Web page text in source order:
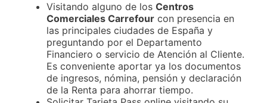
Visitando alguno de los Centros
Comerciales Carrefour con presencia en
las principales ciudades de España y
preguntando por el Departamento
Financiero o servicio de Atención al Cliente.
Es conveniente aportar ya los documentos
de ingresos, nómina, pensión y declaración
de la Renta para ahorrar tiempo.